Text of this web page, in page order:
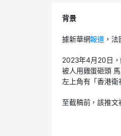
背景
據新華網報道 ，
2023年4月20日
被人用雞蛋砸頭
左上角有「香港衛
至截稿前，該推文